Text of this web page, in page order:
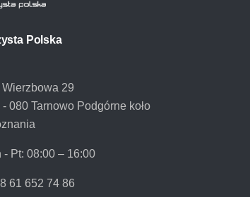
Polska
Wierzbowa 29
- 080 Tarnowo Podgórne koło
- Pt: 08:00 – 16:00
61 652 74 86